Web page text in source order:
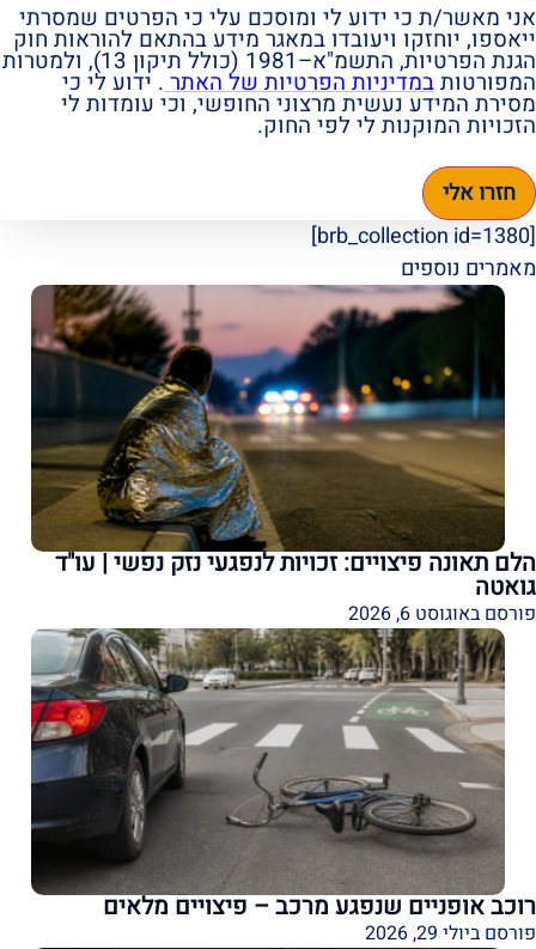
אני מאשר/ת כי ידוע לי ומוסכם עלי כי הפרטים שמסרתי
ייאספו, יוחזקו ויעובדו במאגר מידע בהתאם להוראות חוק
הגנת הפרטיות, התשמ"א–1981 (כולל תיקון 13), ולמטרות
המפורטותבמדיניות הפרטיות של האתר. ידוע לי כי
מסירת המידע נעשית מרצוני החופשי, וכי עומדות לי
הזכויות המוקנות לי לפי החוק.
חזרו אלי
[brb_collection id=1380]
מאמרים נוספים
הלם תאונה פיצויים: זכויות לנפגעי נזק נפשי | עו"ד
גואטה
פורסם באוגוסט 6, 2026
רוכב אופניים שנפגע מרכב – פיצויים מלאים
פורסם ביולי 29, 2026